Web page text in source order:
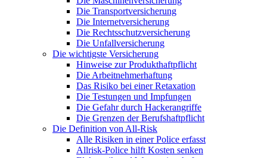
Die Transportversicherung
Die Internetversicherung
Die Rechtsschutzversicherung
Die Unfallversicherung
Die wichtigste Versicherung
Hinweise zur Produkthaftpflicht
Die Arbeitnehmerhaftung
Das Risiko bei einer Retaxation
Die Testungen und Impfungen
Die Gefahr durch Hackerangriffe
Die Grenzen der Berufshaftpflicht
Die Definition von All-Risk
Alle Risiken in einer Police erfasst
Allrisk-Police hilft Kosten senken